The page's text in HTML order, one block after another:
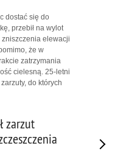
dostać się do
przebił na wylot
zniszczenia elewacji
że w
zatrzymania
cielesną. 25-letni
do których
zarzut